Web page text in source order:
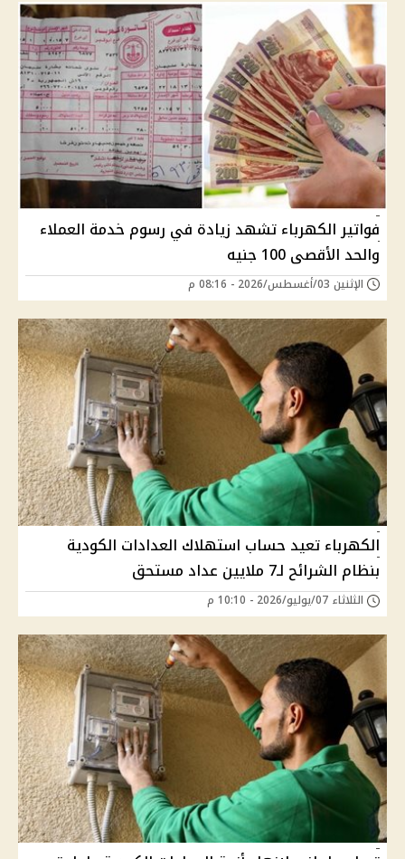
فواتير الكهرباء تشهد زيادة في رسوم خدمة العملاء
والحد الأقصى 100 جنيه
الإثنين 03/أغسطس/2026 - 08:16 م
الكهرباء تعيد حساب استهلاك العدادات الكودية
بنظام الشرائح لـ7 ملايين عداد مستحق
الثلاثاء 07/يوليو/2026 - 10:10 م